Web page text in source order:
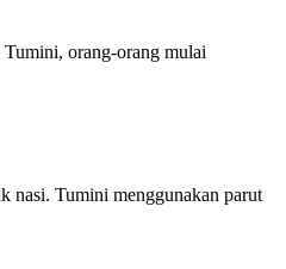
orang-orang mulai
nasi. Tumini menggunakan parut